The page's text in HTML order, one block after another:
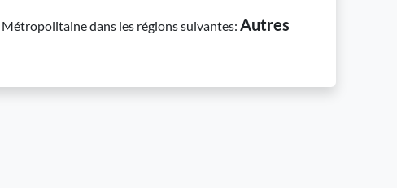
dans les régions suivantes: Autres